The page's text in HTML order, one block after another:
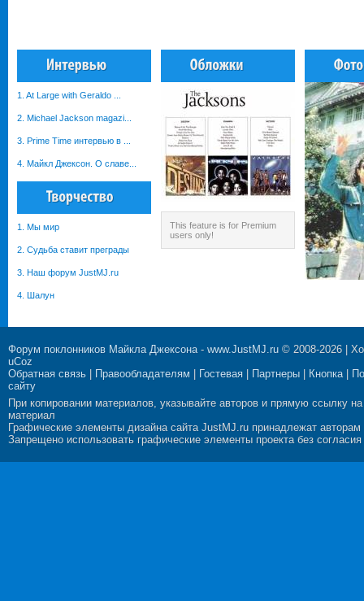
1. At Large with Geraldo ...
2. Michael Jackson magazi...
3. Prime Time интервью в ...
4. Майкл Джексон. О славе...
1. Мы мир
2. Судьба ставит преграды
3. Наш форум JustMJ.ru
4. Шалун
This feature is for Premium
users only!
Форум поклонников Майкла Джексона- www.JustMJ.ru © 2008-2026 |
uCoz
Обратная связь
Правообладателям Гостевая Партнеры Кнопка|
сайту
При копировании материалов, указывайте авторов и прямую ссылку на
материал
Графические элементы дизайна сайта JustMJ.ru принадлежат авторам
Запрещено использовать графические элементы проекта без согласия